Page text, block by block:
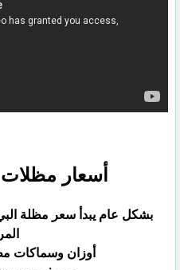
أسعار
أوزان وسماكات